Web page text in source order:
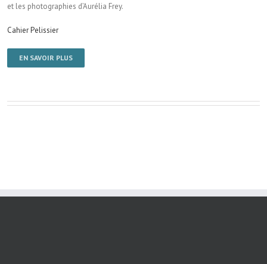
et les photographies d’Aurélia Frey.
Cahier Pelissier
EN SAVOIR PLUS